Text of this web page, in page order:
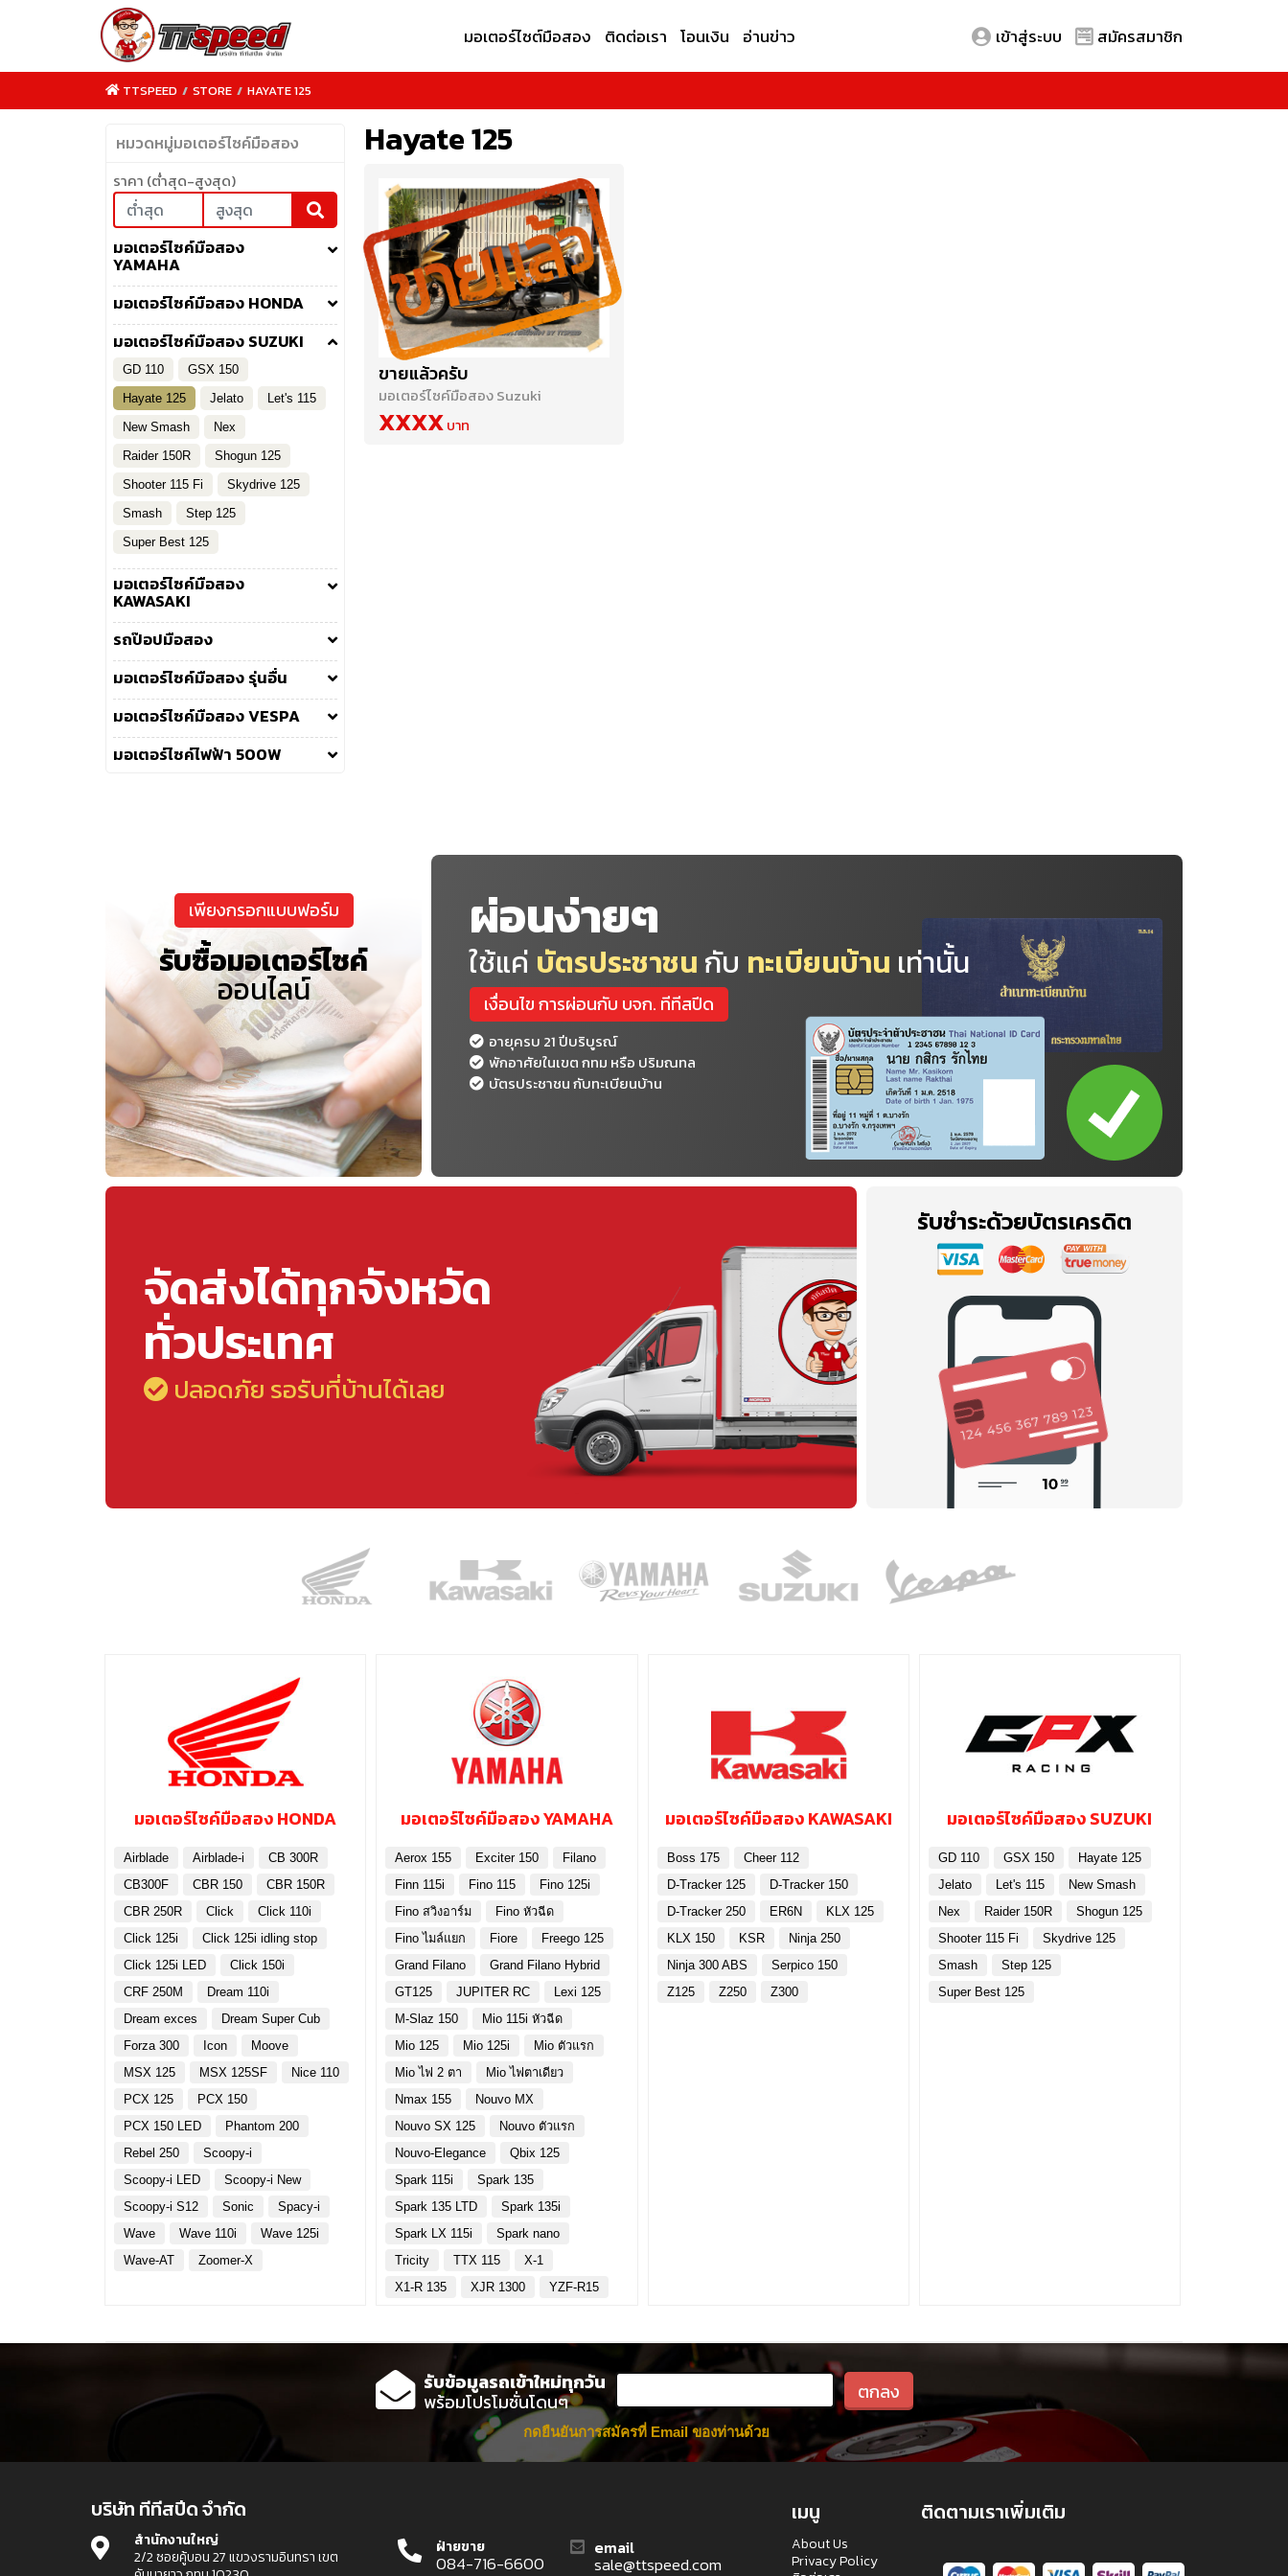
TTSPEED.COM
มอเตอร์ไซต์มือสอง ติดต่อเรา โอนเงิน อ่านข่าว เข้าสู่ระบบ สมัครสมาชิก
TTSPEED / STORE / HAYATE 125
Hayate 125
ขายแล้วครับ
มอเตอร์ไซค์มือสอง Suzuki
XXXX
หมวดหมู่มอเตอร์ไซค์มือสอง
ราคา (ต่ำสุด-สูงสุด)
มอเตอร์ไซค์มือสอง
YAMAHA
มอเตอร์ไซค์มือสอง HONDA
มอเตอร์ไซค์มือสอง SUZUKI
GD 110
GSX 150
Hayate 125
Jelato
Let's 115
New Smash
Nex
Raider 150R
Shogun 125
Shooter 115 Fi
Skydrive 125
Smash
Step 125
Super Best 125
มอเตอร์ไซค์มือสอง
KAWASAKI
รถป๊อปมือสอง
มอเตอร์ไซค์มือสอง รุ่นอื่น
มอเตอร์ไซค์มือสอง VESPA
มอเตอร์ไซค์ไฟฟ้า 500W
เพียงกรอกแบบฟอร์ม
รับซื้อมอเตอร์ไซค์
ออนไลน์
ผ่อนง่ายๆ
ใช้แค่ บัตรประชาชน กับ ทะเบียนบ้าน เท่านั้น
เงื่อนไข การผ่อนกับ บจก. ทีทีสปีด
อายุครบ 21 ปีบริบูรณ์
พักอาศัยในเขต กทม หรือ ปริมณทล
บัตรประชาชน กับทะเบียนบ้าน
จัดส่งได้ทุกจังหวัด
ทั่วประเทศ
ปลอดภัย รอรับที่บ้านได้เลย
รับชำระด้วยบัตรเครดิต
มอเตอร์ไซค์มือสอง HONDA
Airblade Airblade-i
CB 300R
CB300F
CBR 150
CBR 150R
CBR 250R
Click
Click 110i
Click 125i
Click 125i idling stop
Click 125i LED
Click 150i
CRF 250M
Dream 110i
Dream exces
Dream Super Cub
Forza 300
Icon
Moove
MSX 125
MSX 125SF
Nice 110
PCX 125
PCX 150
PCX 150 LED
Phantom 200
Rebel 250
Scoopy-i
Scoopy-i LED
Scoopy-i New
Scoopy-i S12
Sonic
Spacy-i
Wave
Wave 110i
Wave 125i
Wave-AT
Zoomer-X
มอเตอร์ไซค์มือสอง YAMAHA
Aerox 155 Exciter 150
Filano
Finn 115i
Fino 115
Fino 125i
Fino สวิงอาร์ม
Fino หัวฉีด
Fino ไมล์แยก
Fiore
Freego 125
Grand Filano
Grand Filano Hybrid
GT125
JUPITER RC
Lexi 125
M-Slaz 150
Mio 115i หัวฉีด
Mio 125
Mio 125i
Mio ตัวแรก
Mio ไฟ 2 ตา
Mio ไฟตาเดียว
Nmax 155
Nouvo MX
Nouvo SX 125
Nouvo ตัวแรก
Nouvo-Elegance
Qbix 125
Spark 115i
Spark 135
Spark 135 LTD
Spark 135i
Spark LX 115i
Spark nano
Tricity
TTX 115
X-1
X1-R 135
XJR 1300 YZF-R15
มอเตอร์ไซค์มือสอง KAWASAKI
Boss 175
Cheer 112
D-Tracker 125
D-Tracker 150
D-Tracker 250
ER6N
KLX 125
KLX 150
KSR
Ninja 250
Ninja 300 ABS
Serpico 150
Z125
Z250 Z300
มอเตอร์ไซค์มือสอง SUZUKI
GD 110 GSX 150
Hayate 125
Jelato
Let's 115
New Smash
Nex
Raider 150R
Shogun 125
Shooter 115 Fi
Skydrive 125
Smash
Step 125
Super Best 125
รับข้อมูลรถเข้าใหม่ทุกวัน
พร้อมโปรโมชั่นโดนๆ
กดยืนยันการสมัครที่ Email ของท่านด้วย
บริษัท ทีทีสปีด จำกัด
สำนักงานใหญ่
2/2 ซอยคู้บอน 27 แขวงรามอินทรา เขต
ฝ่ายขาย
084-716-6600
email
sale@ttspeed.com
เมนู
About Us
Privacy Policy
ติดตามเราเพิ่มเติม